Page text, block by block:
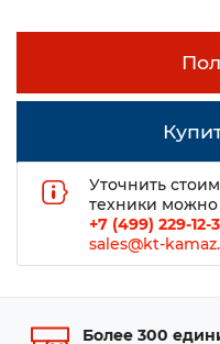
Уточнить
техники
+7 (499) 229-12-
sales@kt-
Более 300